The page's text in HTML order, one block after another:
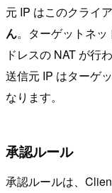
元 IP はこのクライ
ん。ターゲットネ
ドレスの NAT が行
送信元 IP はターゲ
なります。
承認ルール
承認ルールは、